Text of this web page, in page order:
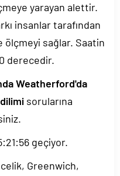
yarayan alettir.
insanlar tarafından
sağlar. Saatin
derecedir.
Weatherford'da
sorularına
geçiyor.
Greenwich,